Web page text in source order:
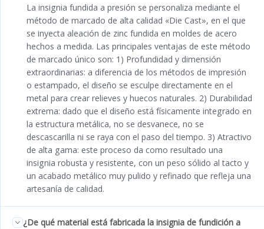
La insignia fundida a presión se personaliza mediante el
método de marcado de alta calidad «Die Cast», en el que
se inyecta aleación de zinc fundida en moldes de acero
hechos a medida. Las principales ventajas de este método
de marcado único son: 1) Profundidad y dimensión
extraordinarias: a diferencia de los métodos de impresión
o estampado, el diseño se esculpe directamente en el
metal para crear relieves y huecos naturales. 2) Durabilidad
extrema: dado que el diseño está físicamente integrado en
la estructura metálica, no se desvanece, no se
descascarilla ni se raya con el paso del tiempo. 3) Atractivo
de alta gama: este proceso da como resultado una
insignia robusta y resistente, con un peso sólido al tacto y
un acabado metálico muy pulido y refinado que refleja una
artesanía de calidad.
¿De qué material está fabricada la insignia de fundición a